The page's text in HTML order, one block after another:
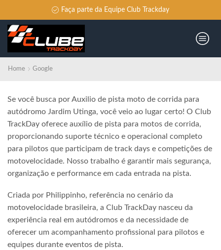
Faça parte da Equipe Club Trackday
Home Google
Se você busca por Auxilio de pista moto de corrida para
autódromo Jardim Utinga, você veio ao lugar certo! O Club
TrackDay oferece auxílio de pista para motos de corrida,
proporcionando suporte técnico e operacional completo
para pilotos que participam de track days e competições de
motovelocidade. Nosso trabalho é garantir mais segurança,
organização e performance em cada entrada na pista.
Criada por Philippinho, referência no cenário da
motovelocidade brasileira, a Club TrackDay nasceu da
experiência real em autódromos e da necessidade de
oferecer um acompanhamento profissional para pilotos e
equipes durante eventos de pista.